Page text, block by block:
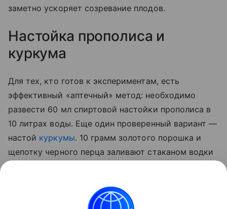
заметно ускоряет созревание плодов.
Настойка прополиса и
куркума
Для тех, кто готов к экспериментам, есть
эффективный «аптечный» метод: необходимо
развести 60 мл спиртовой настойки прополиса в
10 литрах воды. Еще один проверенный вариант —
настой куркумы. 10 грамм золотого порошка и
щепотку черного перца заливают стаканом водки
опрыскивают стебли, а также листья с верхней и